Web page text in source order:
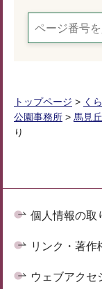
トップページ > く
公園事務所 > 馬見
り
個人情報の取
リンク・著作
ウェブアクセ